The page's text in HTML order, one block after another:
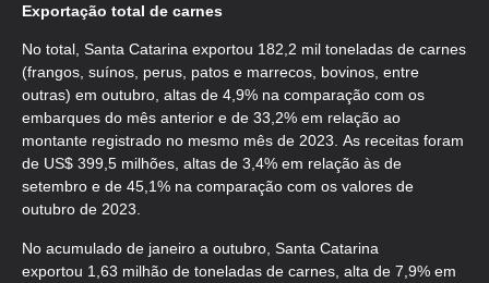
Exportação total de carnes
No total, Santa Catarina exportou 182,2 mil toneladas de carnes
(frangos, suínos, perus, patos e marrecos, bovinos, entre
outras) em outubro, altas de 4,9% na comparação com os
embarques do mês anterior e de 33,2% em relação ao
montante registrado no mesmo mês de 2023. As receitas foram
de US$ 399,5 milhões, altas de 3,4% em relação às de
setembro e de 45,1% na comparação com os valores de
outubro de 2023.
No acumulado de janeiro a outubro, Santa Catarina
exportou 1,63 milhão de toneladas de carnes, alta de 7,9% em